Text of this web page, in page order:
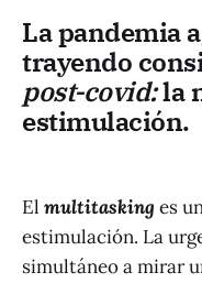
La pandemia
trayendo
post-covid:la
estimulación.
El multitasking es
estimulación. La
simultáneo a mirar